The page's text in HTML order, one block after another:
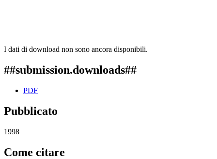
I dati di download non sono ancora disponibili.
##submission.downloads##
PDF
Pubblicato
1998
Come citare